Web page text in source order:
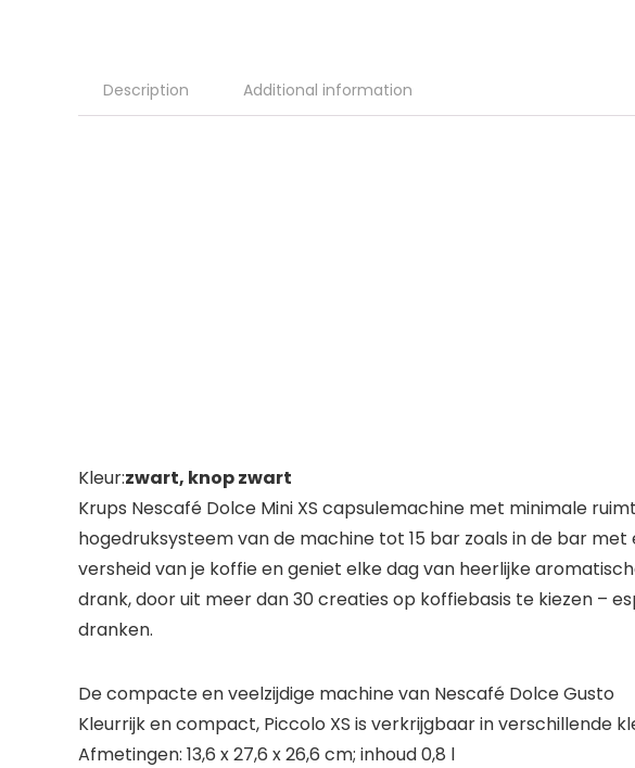
Description Additional information
Kleur:zwart, knop zwart
Krups Nescafé Dolce Mini XS capsulemachine met minimale
hogedruksysteem van de machine tot 15 bar zoals in de bar
versheid van je koffie en geniet elke dag van heerlijke
drank, door uit meer dan 30 creaties op koffiebasis te kiezen –
dranken.
De compacte en veelzijdige machine van Nescafé Dolce Gusto
Kleurrijk en compact, Piccolo XS is verkrijgbaar in verschillende
Afmetingen: 13,6 x 27,6 x 26,6 cm; inhoud 0,8 l